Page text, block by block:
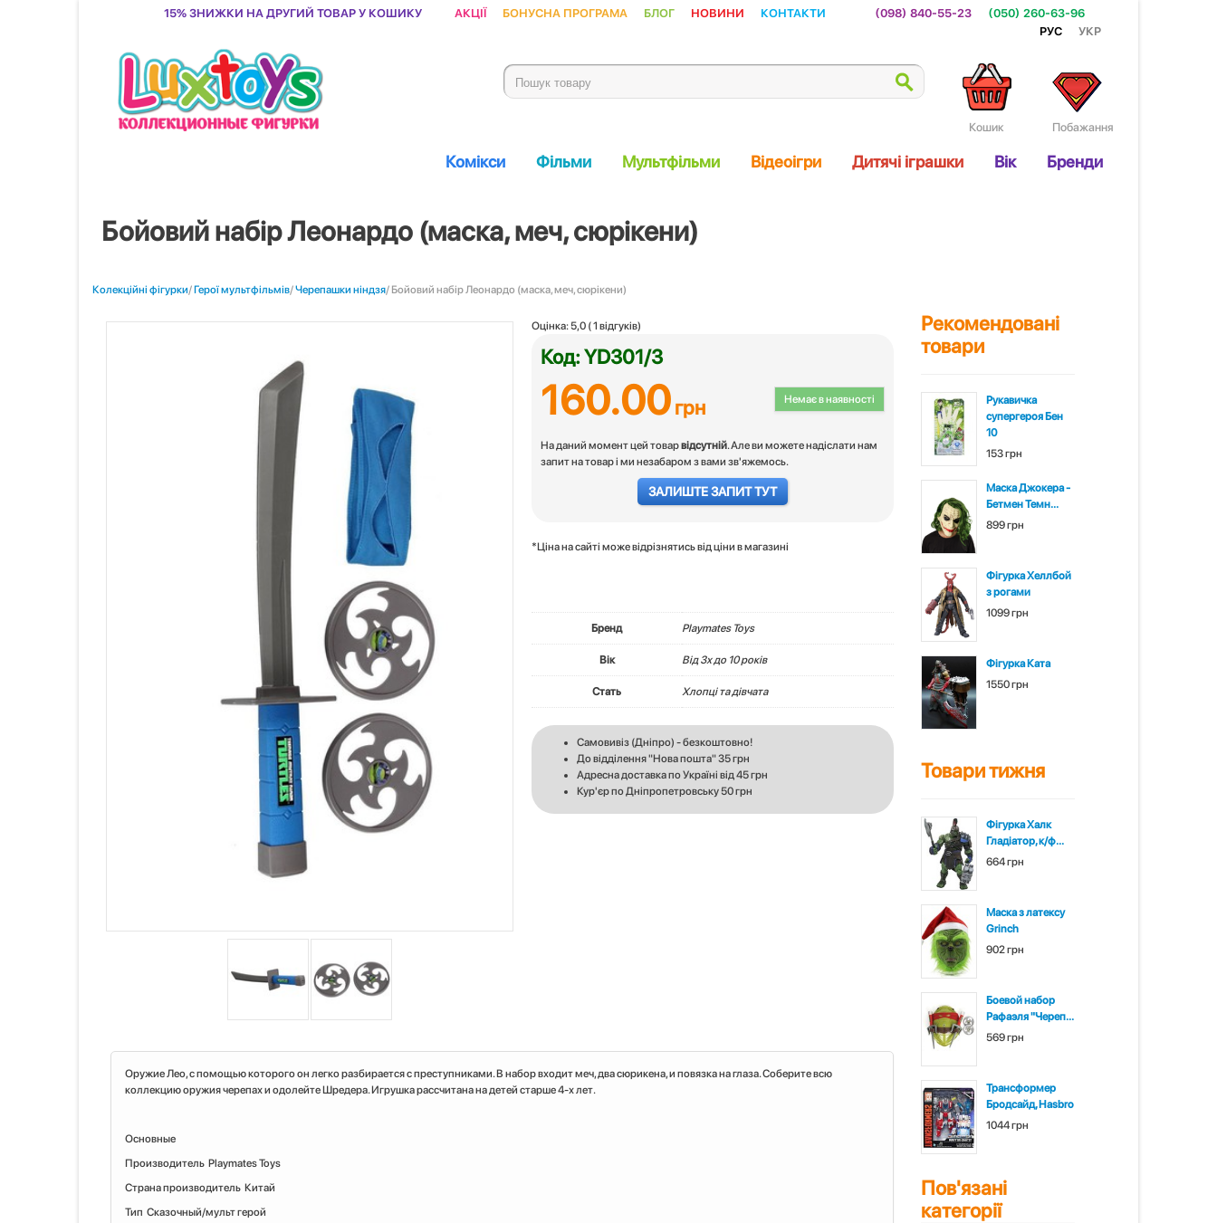
15% знижки на другий товар у кошику Акції Бонусна програма Блог Новини Контакти (098) 840-55-23
(050) 260-63-96
Рус
Укр
Побажання
Кошик
Комікси Фільми Мультфільми Відеоігри Дитячі іграшки Вік Бренди
Бойовий набір Леонардо (маска, меч, сюрікени)
Колекційні фігурки/Герої мультфільмів/Черепашки ніндзя/ Бойовий набір Леонардо (маска, меч, сюрікени)
Оцінка: 5,0 (1 відгуків)
Код: YD301/3
Немає в наявності
160.00грн
На даний момент цей товарвідсутній. Але ви можете надіслати нам
запит на товар і ми незабаром з вами зв'яжемось.
ЗАЛИШТЕ ЗАПИТ ТУТ
*Ціна на сайті може відрізнятись від ціни в магазині
Бренд Playmates Toys
Вік Вiд 3х до 10 років
Стать Хлопці та дівчата
Самовивіз (Дніпро) - безкоштовно!
До відділення "Нова пошта" 35 грн
Адресна доставка по Україні від 45 грн
Кур'єр по Дніпропетровську 50 грн
Оружие Лео, с помощью которого он легко разбирается с преступниками. В набор входит меч, два сюрикена, и повязка на глаза. Соберите всю
коллекцию оружия черепах и одолейте Шредера. Игрушка рассчитана на детей старше 4-х лет.
Основные
Производитель Playmates Toys
Страна производитель Китай
Тип Сказочный/мульт герой
Рекомендовані
товари
Рукавичка
супергероя Бен
10
153 грн
Маска Джокера -
Бетмен Темн...
899 грн
Фігурка Хеллбой
з рогами
1099 грн
Фігурка Ката
1550 грн
Товари тижня
Фігурка Халк
Гладіатор, к/ф...
664 грн
Маска з латексу
Grinch
902 грн
Боевой набор
Рафаэля "Череп...
569 грн
Трансформер
Бродсайд, Hasbro
1044 грн
Пов'язані
категорії